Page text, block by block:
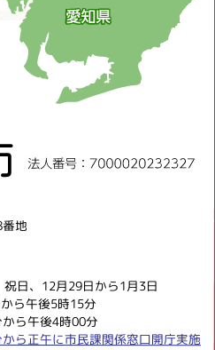
地
祝日、12月29日から1月3日
ら午後5時15分
ら午後4時00分
ら正午に市民課関係窓口開庁実施